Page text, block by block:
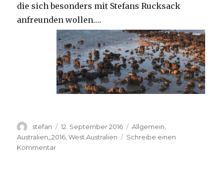
die sich besonders mit Stefans Rucksack
anfreunden wollen….
Autor
stefan
Veröffentlicht
am
12. September 2016 Kategorien
Allgemein
Australien_2016 ,West Australien
Schreibe einen
Kommentarzu